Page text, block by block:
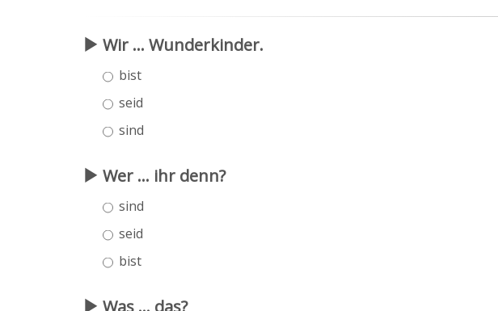
Wir ... Wunderkinder.
bist
seid
sind
Wer ... ihr denn?
sind
seid
bist
Was ... das?